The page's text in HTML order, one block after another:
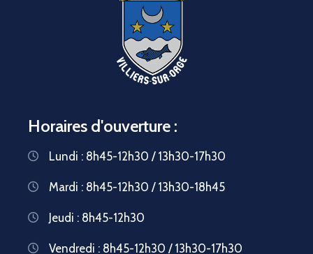
Horaires d'ouverture :
Lundi : 8h45-12h30 / 13h30-17h30
Mardi : 8h45-12h30 / 13h30-18h45
Jeudi : 8h45-12h30
Vendredi : 8h45-12h30 / 13h30-17h30